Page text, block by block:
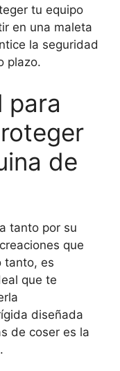
tu equipo
en una maleta
la seguridad
plazo.
para
de
tanto por su
que
tanto, es
que te
diseñada
de coser es la